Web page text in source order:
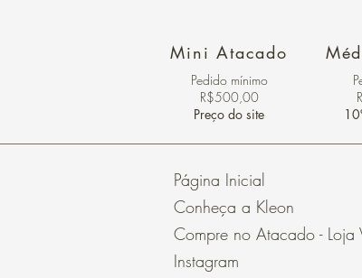
Mini Atacado
Pedido ​mínimo
R$500,00
Preço do site
Página Inicial
Conheça a Kleon
Compre no Atacado - Loja
Instagram